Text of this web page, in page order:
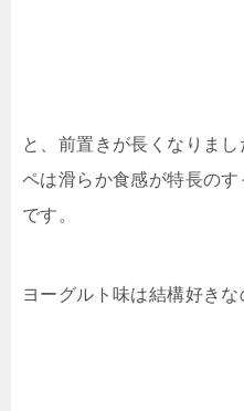
と、前置きが長くなりま
ペは滑らか食感が特長の
です。
ヨーグルト味は結構好き